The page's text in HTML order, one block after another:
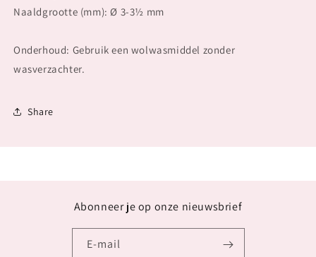
Naaldgrootte (mm): Ø 3-3½ mm
Onderhoud: Gebruik een wolwasmiddel zonder
wasverzachter.
Share
Abonneer je op onze nieuwsbrief
E‑mail